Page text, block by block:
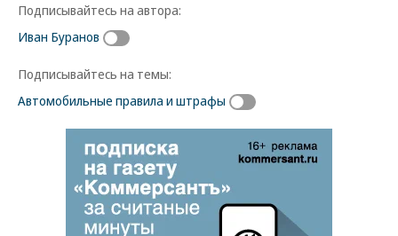
Подписывайтесь на автора:
Иван Буранов
Подписывайтесь на темы:
Автомобильные правила и штрафы